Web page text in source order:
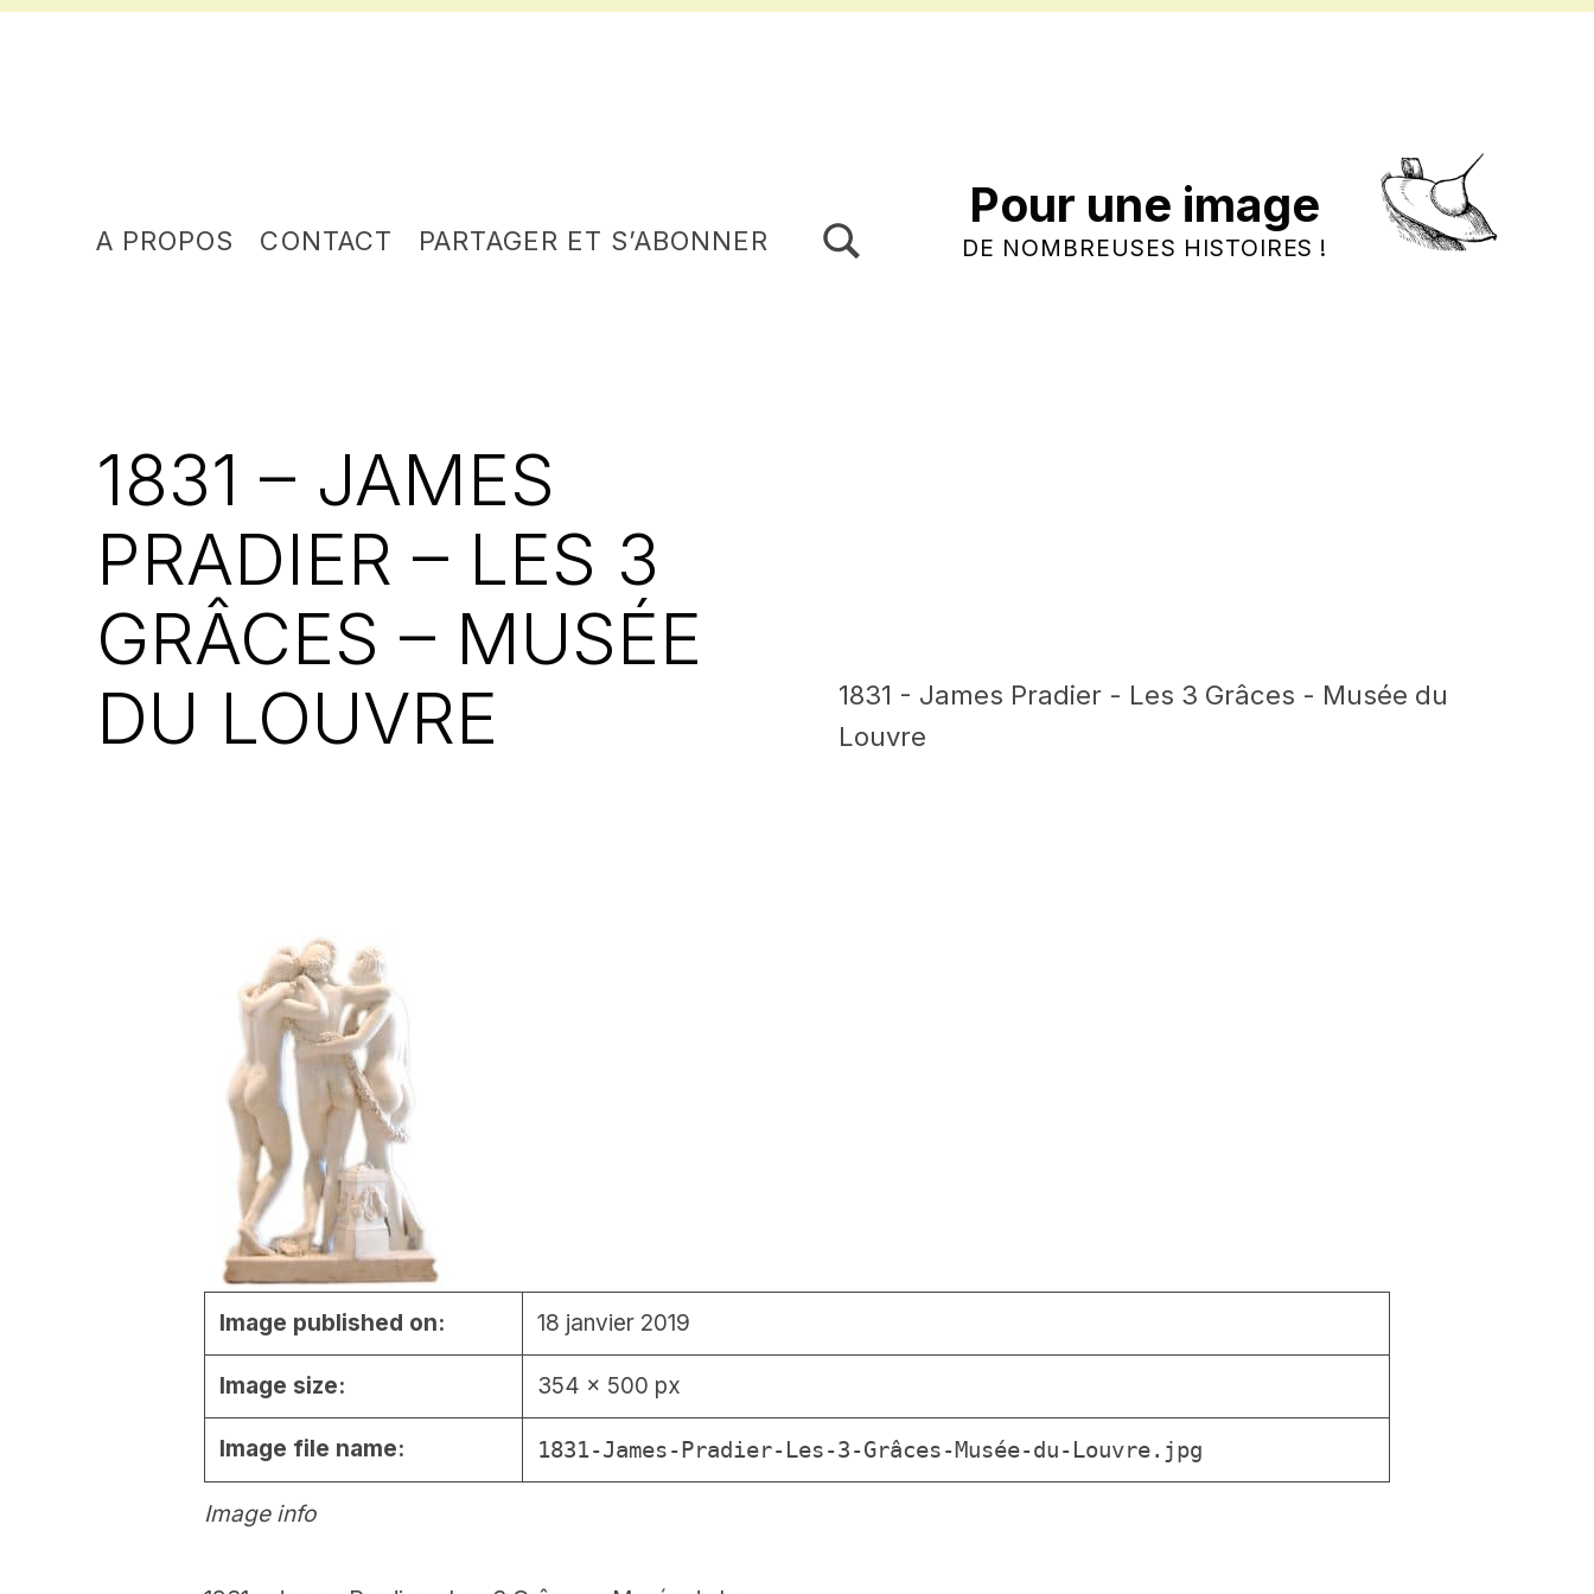
Pour une image
DE NOMBREUSES HISTOIRES !
A PROPOS CONTACT PARTAGER ET S’ABONNER
1831 – JAMES
PRADIER – LES 3
GRÂCES – MUSÉE
DU LOUVRE
1831 - James Pradier - Les 3 Grâces - Musée du
Louvre
Image info
Image published on: 18 janvier 2019
Image size: 354 × 500 px
Image file name: 1831-James-Pradier-Les-3-Grâces-Musée-du-Louvre.jpg